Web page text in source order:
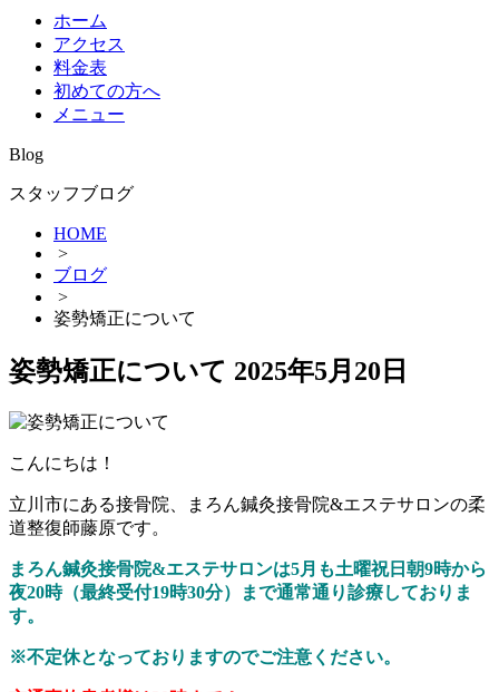
ホーム
アクセス
料金表
初めての方へ
メニュー
Blog
スタッフブログ
HOME
>
ブログ
>
姿勢矯正について
姿勢矯正について 2025年5月20日
こんにちは！
立川市にある接骨院、まろん鍼灸接骨院&エステサロンの柔
道整復師藤原です。
まろん鍼灸接骨院&エステサロンは5月も土曜祝日朝9時から
夜20時（最終受付19時30分）まで通常通り診療しておりま
す。
※不定休となっておりますのでご注意ください。